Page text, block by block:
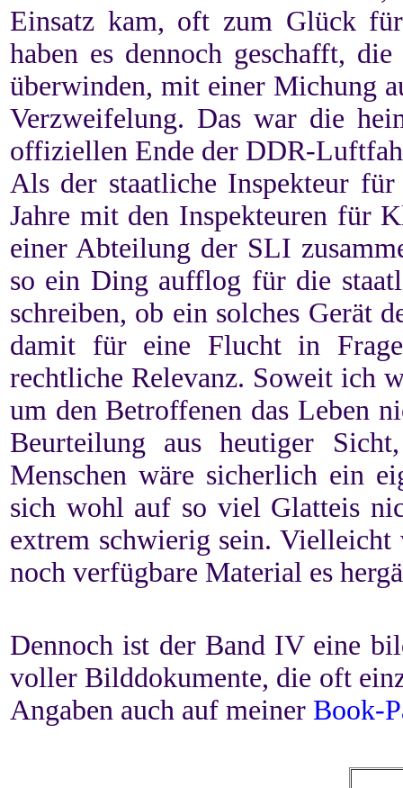
Einsatz kam, oft zum Glück
haben es dennoch geschafft,
überwinden, mit einer Michung
Verzweifelung. Das war die
offiziellen Ende der DDR-
Als der staatliche Inspekteur
Jahre mit den Inspekteuren für
einer Abteilung der SLI
so ein Ding aufflog für die
schreiben, ob ein solches Gerät
damit für eine Flucht in
rechtliche Relevanz. Soweit ich
um den Betroffenen das Leben
Beurteilung aus heutiger
Menschen wäre sicherlich ein
sich wohl auf so viel Glatteis
extrem schwierig sein. Vielleicht
noch verfügbare Material es
Dennoch ist der Band IV eine
voller Bilddokumente, die oft
Angaben auch auf meiner Book-